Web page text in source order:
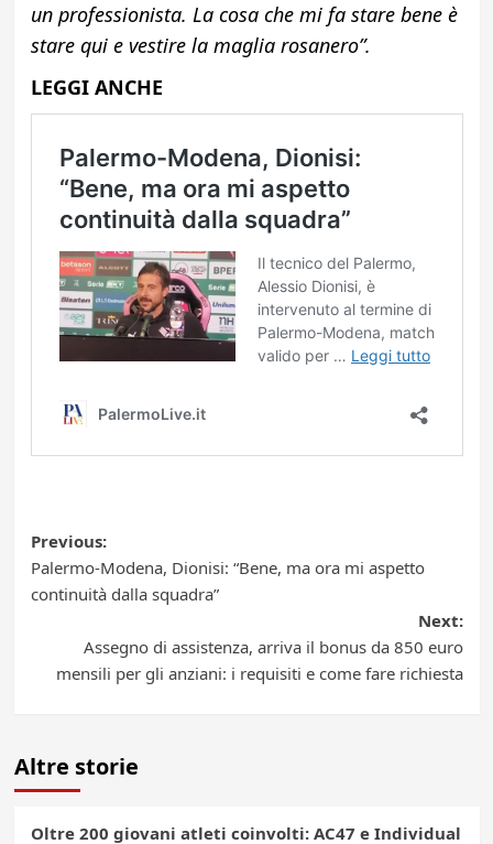
un professionista. La cosa che mi fa stare bene è
stare qui e vestire la maglia rosanero”.
LEGGI ANCHE
Post
navigation
Previous:
Palermo-Modena, Dionisi: “Bene, ma ora mi aspetto
continuità dalla squadra”
Next:
Assegno di assistenza, arriva il bonus da 850 euro
mensili per gli anziani: i requisiti e come fare richiesta
Altre storie
Oltre 200 giovani atleti coinvolti: AC47 e Individual